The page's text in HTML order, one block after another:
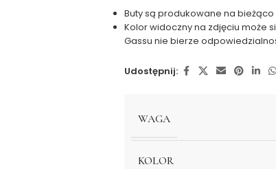
Buty są produkowane na
Kolor widoczny na zdjęciu może
Gassu nie bierze
Udostępnij:
WAGA
KOLOR